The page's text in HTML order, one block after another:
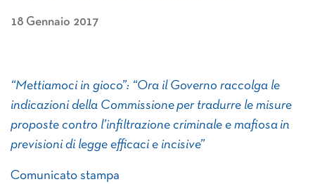
18 Gennaio 2017
“Mettiamoci in gioco”: “Ora il Governo raccolga le
indicazioni della Commissioneper tradurre le misure
proposte contro l’infiltrazione criminale e mafiosa in
previsioni di legge efficaci e incisive”
Comunicato stampa